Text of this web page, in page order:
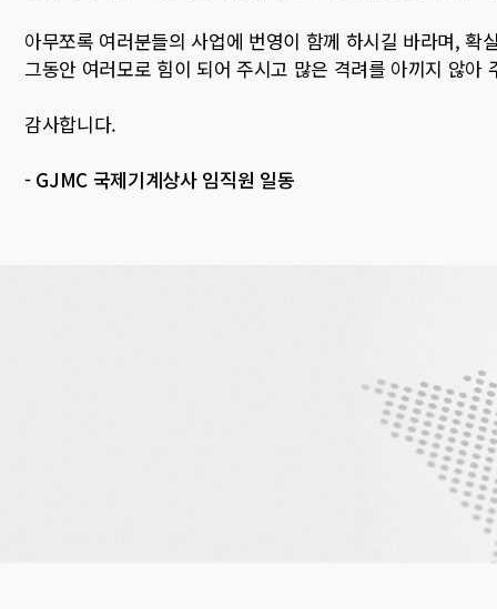
아무쪼록 여러분들의 사업에 번영이 함께 하시길 바라며,
그동안 여러모로 힘이 되어 주시고 많은 격려를 아끼지 않
감사합니다.
- GJMC 국제기계상사 임직원 일동